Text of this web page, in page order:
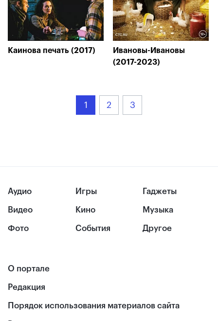
Каинова печать (2017)
Ивановы-Ивановы
(2017-2023)
1 2 3
Аудио
Видео
Фото
Игры
Кино
События
Гаджеты
Музыка
Другое
О портале
Редакция
Порядок использования материалов сайта